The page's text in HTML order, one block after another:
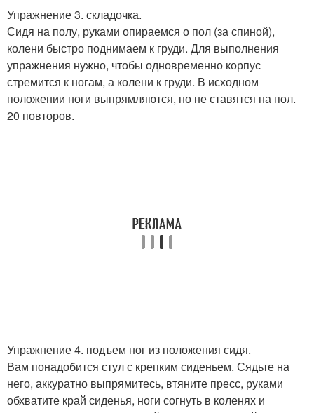
Упражнение 3. складочка.
Сидя на полу, руками опираемся о пол (за спиной),
колени быстро поднимаем к груди. Для выполнения
упражнения нужно, чтобы одновременно корпус
стремится к ногам, а колени к груди. В исходном
положении ноги выпрямляются, но не ставятся на пол.
20 повторов.
Упражнение 4. подъем ног из положения сидя.
Вам понадобится стул с крепким сиденьем. Сядьте на
него, аккуратно выпрямитесь, втяните пресс, руками
обхватите край сиденья, ноги согнуть в коленях и